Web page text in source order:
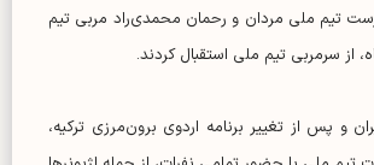
تیم ملی مردان و رحمان محمدی‌راد مربی تیم
از سرمربی تیم ملی استقبال کردند.
و پس از تغییر برنامه اردوی برون‌مرزی ترکیه،